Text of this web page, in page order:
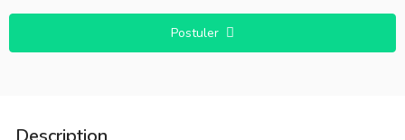
Postuler